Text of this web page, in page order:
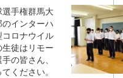
手権群馬大
インターハ
ロナウイル
徒はリモー
の皆さん、
ください。